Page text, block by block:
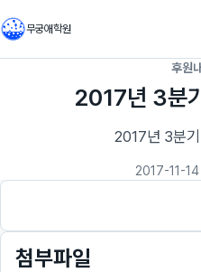
무궁애학원
후원
2017년 3분
2017년 3분
2017-11-14
첨부파일